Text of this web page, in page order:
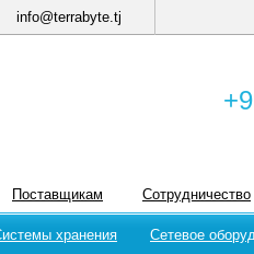
info@terrabyte.tj
Поставщикам Сотрудничество
хранения Сетевое